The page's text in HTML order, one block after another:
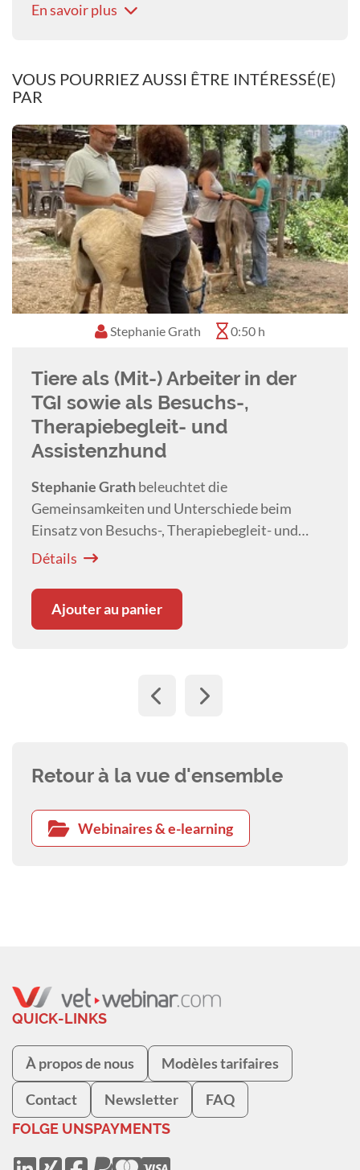
Öffentlichkeit zugänglich macht.
En savoir plus
VOUS POURRIEZ AUSSI ÊTRE INTÉRESSÉ(E)
PAR
Stephanie Grath 0:50 h
Tiere als (Mit-) Arbeiter in der
TGI sowie als Besuchs-,
Therapiebegleit- und
Assistenzhund
Stephanie Grathbeleuchtet die
Gemeinsamkeiten und Unterschiede beim
Einsatz von Besuchs-, Therapiebegleit- und
Assistenzhunden. Neben der positiven Wirkung
ethischen Herausforderungen diskutiert.
Détails
Ajouter au panier
Retour à la vue d'ensemble
Webinaires & e-learning
QUICK-LINKS
À propos de nous Modèles tarifaires
Contact Newsletter FAQ
FOLGE UNSPAYMENTS